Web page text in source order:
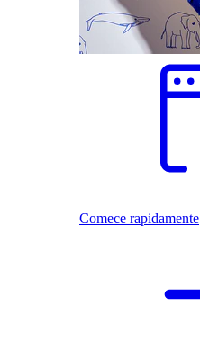
Comece rapidamente